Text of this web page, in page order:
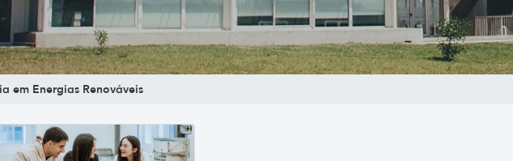
em Energias Renováveis